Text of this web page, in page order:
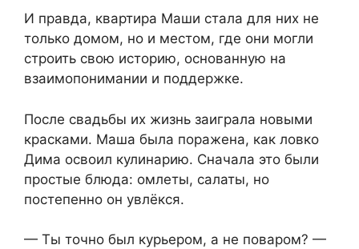
И правда, квартира Маши стала для них не
только домом, но и местом, где они могли
строить свою историю, основанную на
взаимопонимании и поддержке.
После свадьбы их жизнь заиграла новыми
красками. Маша была поражена, как ловко
Дима освоил кулинарию. Сначала это были
простые блюда: омлеты, салаты, но
постепенно он увлёкся.
— Ты точно был курьером, а не поваром? —